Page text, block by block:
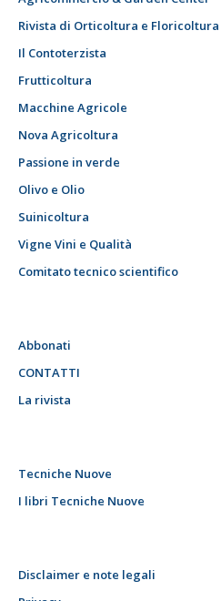
Rivista di Orticoltura e Floricoltura
Il Contoterzista
Frutticoltura
Macchine Agricole
Nova Agricoltura
Passione in verde
Olivo e Olio
Suinicoltura
Vigne Vini e Qualità
Comitato tecnico scientifico
Abbonati
CONTATTI
La rivista
Tecniche Nuove
I libri Tecniche Nuove
Disclaimer e note legali